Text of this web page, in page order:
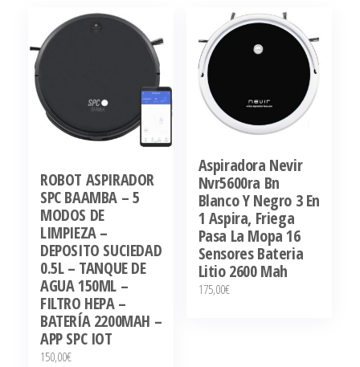
ROBOT ASPIRADOR
SPC BAAMBA – 5
MODOS DE
LIMPIEZA –
DEPOSITO SUCIEDAD
0.5L – TANQUE DE
AGUA 150ML –
FILTRO HEPA –
BATERÍA 2200MAH –
APP SPC IOT
150,00€
Aspiradora Nevir
Nvr5600ra Bn
Blanco Y Negro 3 En
1 Aspira, Friega
Pasa La Mopa 16
Sensores Bateria
Litio 2600 Mah
175,00€